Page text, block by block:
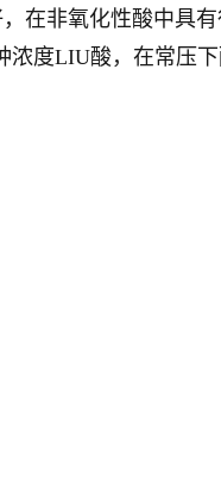
在非氧化性酸中具
度LIU酸，在常压